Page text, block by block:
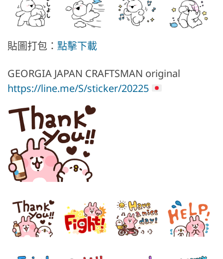
貼圖打包： 點擊下載
GEORGIA JAPAN CRAFTSMAN original
https://line.me/S/sticker/20225